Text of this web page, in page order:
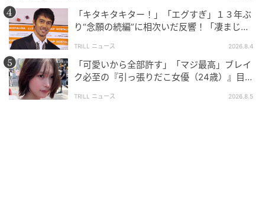
次の記事
『トンイ』女優ハン・ヒョジュが俳優コンミ
ョンと野球場に登場！突然の“目撃情報”に熱
愛説と勘違いされる事態に…
の記事をもっとみる
「キタキタキター！」「エグすぎ」１３年ぶ
り“念願の続編”に相次いだ反響！「凄まじく
TRILL ニュース 2026.8.4
「可愛いから全部許す」「マジ最高」ブレイ
ク必至の『引っ張りだこ女優（24歳）』目が
TRILL ニュース 2026.8.5